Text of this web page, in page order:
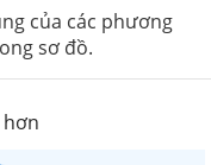
của các phương
sơ đồ.